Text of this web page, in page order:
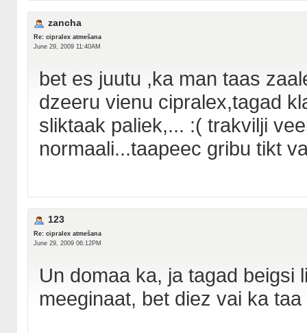
zancha
Re: cipralex atmešana
June 29, 2009 11:40AM
bet es juutu ,ka man taas
dzeeru vienu cipralex,tagad
sliktaak paliek,... :( trakvilji
normaali...taapeec gribu tikt
123
Re: cipralex atmešana
June 29, 2009 06:12PM
Un domaa ka, ja tagad beigsi
meeginaat, bet diez vai ka